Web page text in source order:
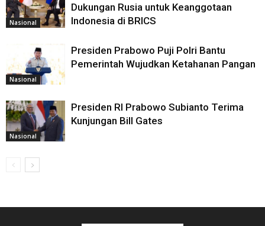
Nasional
Dukungan Rusia untuk Keanggotaan
Indonesia di BRICS
Nasional
Presiden Prabowo Puji Polri Bantu
Pemerintah Wujudkan Ketahanan Pangan
Nasional
Presiden RI Prabowo Subianto Terima
Kunjungan Bill Gates